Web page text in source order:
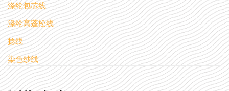
涤纶包芯线
涤纶高蓬松线
捻线
染色纱线